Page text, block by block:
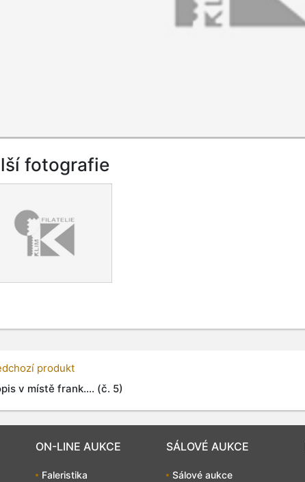
fotografie
produkt
v místě frank.... (č. 5)
ON-LINE AUKCE
Faleristika
SÁLOVÉ AUKCE
Sálové aukce